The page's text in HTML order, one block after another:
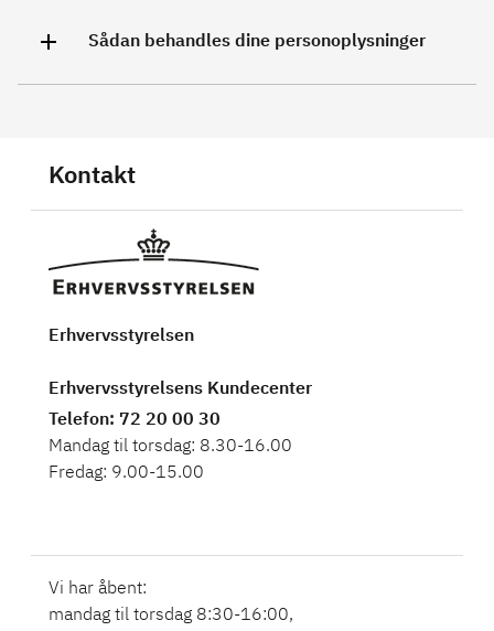
Sådan behandles dine personoplysninger
Kontakt
Erhvervsstyrelsen
Erhvervsstyrelsens Kundecenter
Telefon: 72 20 00 30
Mandag til torsdag: 8.30-16.00
Fredag: 9.00-15.00
Vi har åbent:
mandag til torsdag 8:30-16:00,